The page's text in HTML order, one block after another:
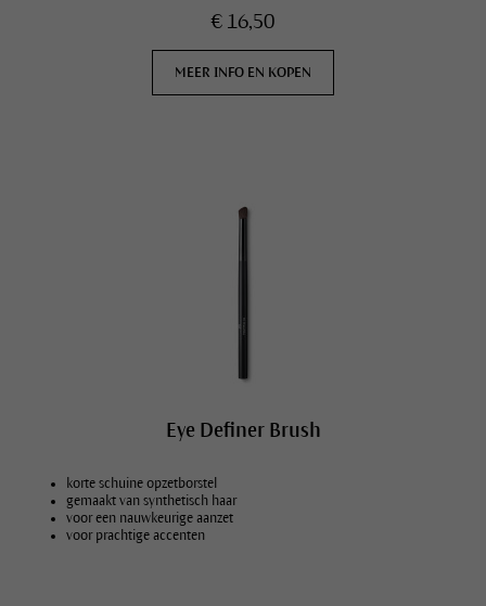
€ 16,50
MEER INFO EN KOPEN
Eye Definer Brush
korte schuine opzetborstel
gemaakt van synthetisch haar
voor een nauwkeurige aanzet
voor prachtige accenten